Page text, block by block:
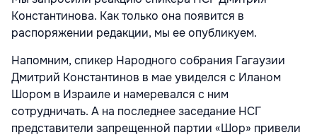
Константинова. Как только она появится в
распоряжении редакции, мы ее опубликуем.
Напомним, спикер Народного собрания Гагаузии
Дмитрий Константинов в мае увиделся с Иланом
Шором в Израиле и намеревался с ним
сотрудничать. А на последнее заседание НСГ
представители запрещенной партии «Шор» привели